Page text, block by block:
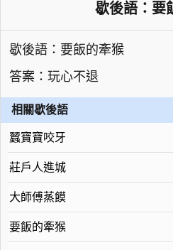
歇後語：要
歇後語：要飯的牽猴
答案：玩心不退
相關歇後語
蠶寶寶咬牙
莊戶人進城
大師傅蒸饃
要飯的牽猴